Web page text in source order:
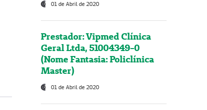
01 de Abril de 2020
Prestador: Vipmed Clínica
Geral Ltda, 51004349-0
(Nome Fantasia: Policlínica
Master)
01 de Abril de 2020